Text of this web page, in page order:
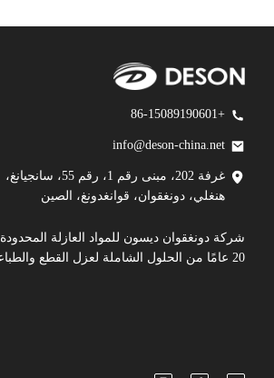
+86-15089190601
info@deson-china.net
غرفة 202، مبنى رقم 1، رقم 55، سانجيانغ،
هنغلي، دونغقوان، قوانغدونغ، الصين
شركة دونغقوان ديسون للمواد العازلة المحدودة
20 عامًا من الحلول الشاملة لعزل القطع والطباعة